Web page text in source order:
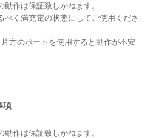
作は保証致しかねます。
く満充電の状態にしてご使用くださ
方のポートを使用すると動作が不安
項
作は保証致しかねます。